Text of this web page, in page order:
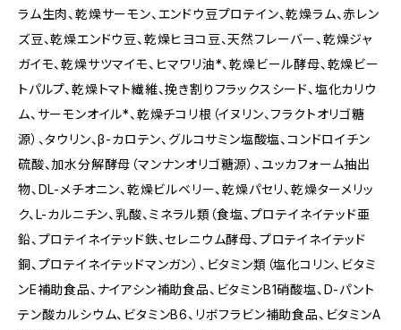
ラム生肉、乾燥サーモン、エンドウ豆プロテイン、乾燥ラム、赤レン
ズ豆、乾燥エンドウ豆、乾燥ヒヨコ豆、天然フレーバー、乾燥ジャ
ガイモ、乾燥サツマイモ、ヒマワリ油*、乾燥ビール酵母、乾燥ビー
トパルプ、乾燥トマト繊維、挽き割りフラックスシード、塩化カリウ
ム、サーモンオイル*、乾燥チコリ根（イヌリン、フラクトオリゴ糖
源）、タウリン、β-カロテン、グルコサミン塩酸塩、コンドロイチン
硫酸、加水分解酵母（マンナンオリゴ糖源）、ユッカフォーム抽出
物、DL-メチオニン、乾燥ビルベリー、乾燥パセリ、乾燥ターメリッ
ク、L-カルニチン、乳酸、ミネラル類（食塩、プロテイネイテッド亜
鉛、プロテイネイテッド鉄、セレニウム酵母、プロテイネイテッド
銅、プロテイネイテッドマンガン）、ビタミン類（塩化コリン、ビタミ
ンE補助食品、ナイアシン補助食品、ビタミンB1硝酸塩、D-パント
テン酸カルシウム、ビタミンB6、リボフラビン補助食品、ビタミンA